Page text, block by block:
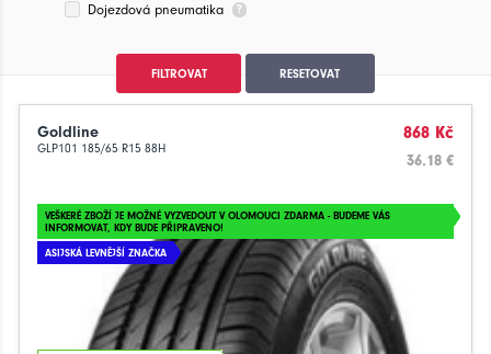
Dojezdová pneumatika
FILTROVAT RESETOVAT
Goldline
GLP101 185/65 R15 88H
868 Kč
36.18 €
VEŠKERÉ ZBOŽÍ JE MOŽNÉ VYZVEDOUT V OLOMOUCI ZDARMA - BUDEME VÁS
INFORMOVAT, KDY BUDE PŘIPRAVENO!
ASIJSKÁ LEVNĚJŠÍ ZNAČKA